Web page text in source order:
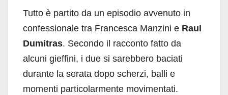
Tutto è partito da un episodio avvenuto in
confessionale tra Francesca Manzini e Raul
Dumitras. Secondo il racconto fatto da
alcuni gieffini, i due si sarebbero baciati
durante la serata dopo scherzi, balli e
momenti particolarmente movimentati.